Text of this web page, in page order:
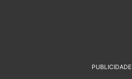
PUBLICIDADE